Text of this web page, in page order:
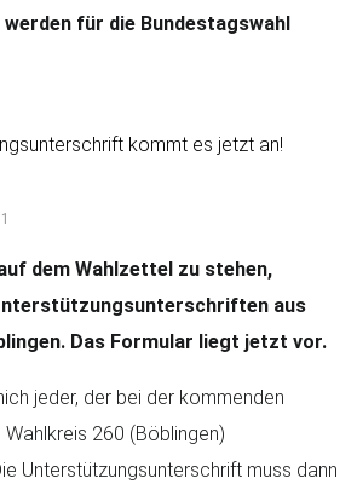
werden für die Bundestagswahl
kommt es jetzt an!
dem Wahlzettel zu stehen,
aus
Das Formular liegt jetzt vor.
jeder, der bei der kommenden
260 (Böblingen)
Unterstützungsunterschrift muss dann